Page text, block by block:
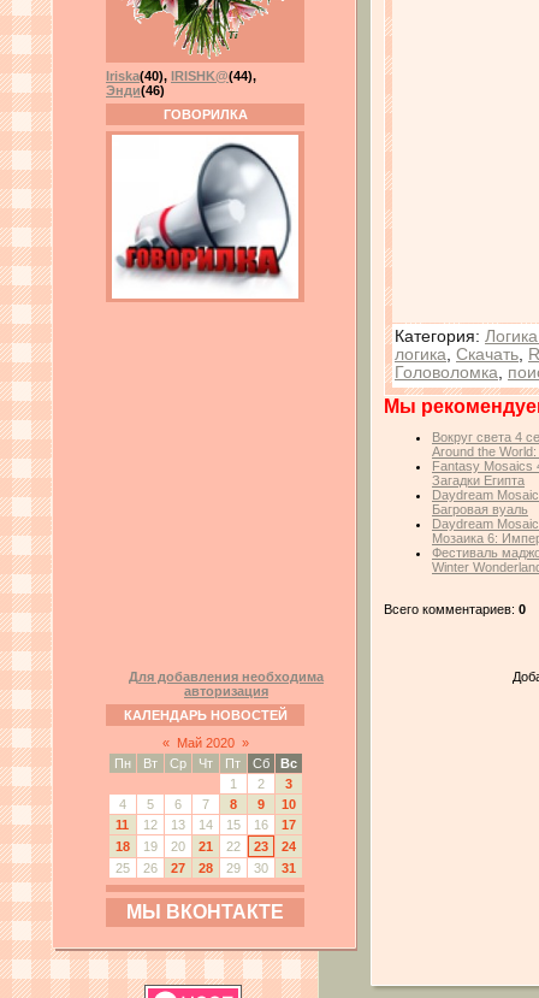
Iriska(40), IRISHK@(44),
Энди(46)
ГОВОРИЛКА
Для добавления необходима
авторизация
КАЛЕНДАРЬ НОВОСТЕЙ
«
Май 2020 »
Пн
Вт Ср Чт Пт Сб
Вс
1
2
3
4
5 6 7 8 9
10
11
12 13 14 15 16
17
18
19 20 21 22 23
24
25
26 27 28 29 30 31
МЫ ВКОНТАКТЕ
Категория:
логика Скачать
Головоломка
Мы
Вокруг света 4
Around the
Fantasy Mosaics
Загадки Египта
Daydream
Багровая вуаль
Daydream
Мозаика 6:
Фестиваль
Winter
Всего комментариев: 0